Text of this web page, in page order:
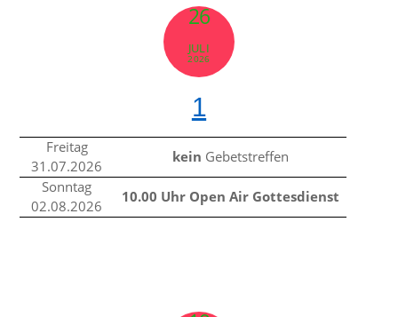
26
JULI
2026
1
Freitag
31.07.2026
kein Gebetstreffen
Sonntag
02.08.2026
10.00 Uhr Open Air Gottesdienst